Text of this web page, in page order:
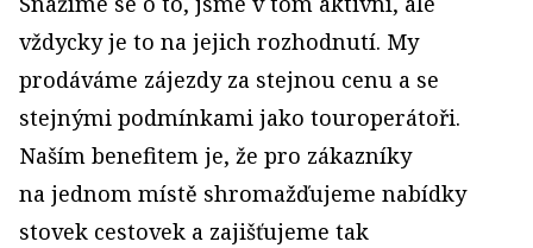
vždycky je to na jejich rozhodnutí. My
prodáváme zájezdy za stejnou cenu a se
stejnými podmínkami jako touroperátoři.
Naším benefitem je, že pro zákazníky
na jednom místě shromažďujeme nabídky
stovek cestovek a zajišťujeme tak